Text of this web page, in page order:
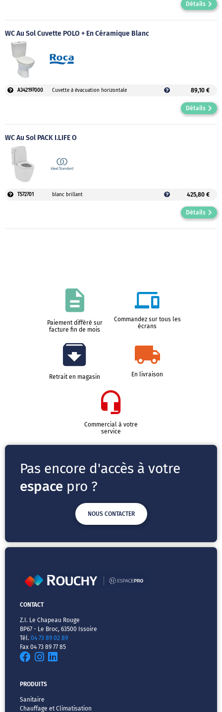
Détails
WC Au Sol Cuvette POLO + En Céramique Blanc
A342197000 Cuvette à évacuation horizontale 89,10 €
Détails
WC Au Sol PACK I.LIFE O
T572701 blanc brillant 425,80 €
Détails
Paiement différé sur
facture fin de mois
Commandez sur tous les
écrans
Retrait en magasin En livraison
Commercial à votre
service
Pas encore d'accès à votre
espace pro ?
NOUS CONTACTER
CONTACT
Z.I. Le Chapeau Rouge
BP67 - Le Broc, 63500 Issoire
Tél. 04 73 89 02 89
Fax 04 73 89 77 85
PRODUITS
Sanitaire
Chauffage et Climatisation